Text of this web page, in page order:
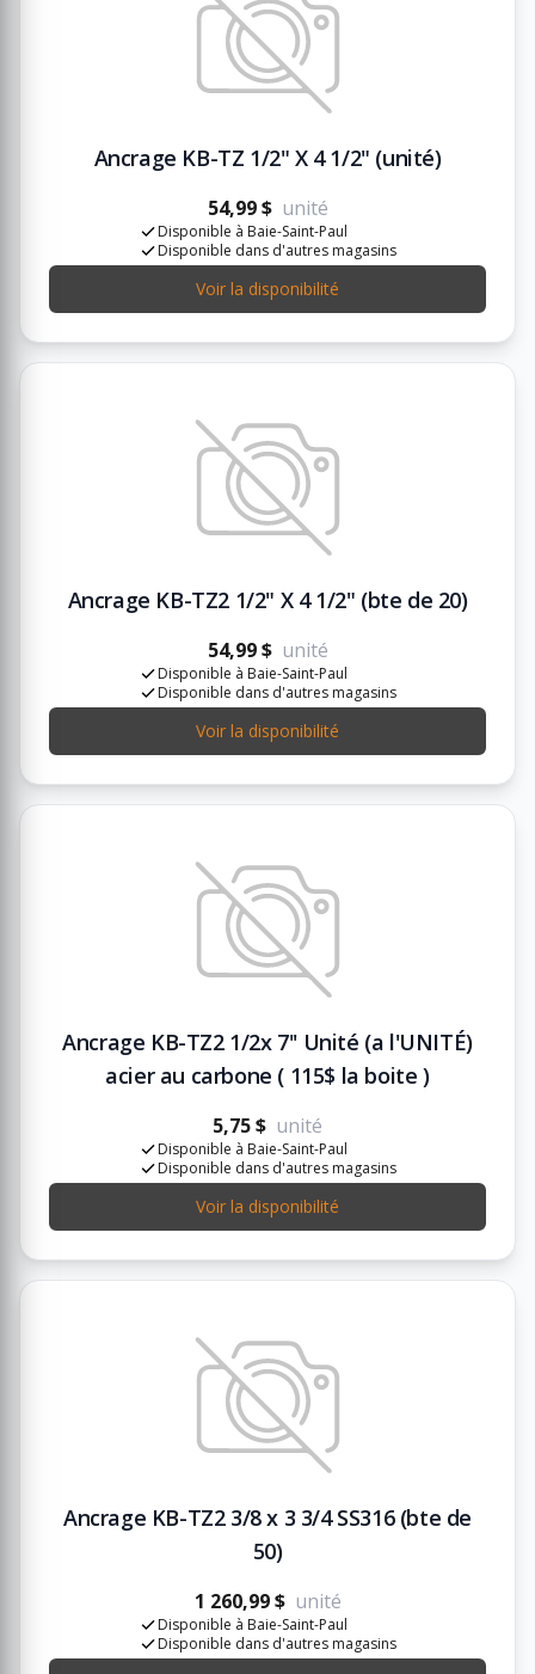
Ancrage KB-TZ 1/2" X 4 1/2" (unité)
54,99 $ unité
Disponible à Baie-Saint-Paul
Disponible dans d'autres magasins
Voir la disponibilité
Ancrage KB-TZ2 1/2" X 4 1/2" (bte de 20)
54,99 $ unité
Disponible à Baie-Saint-Paul
Disponible dans d'autres magasins
Voir la disponibilité
Ancrage KB-TZ2 1/2x 7'' Unité (a l'UNITÉ)
acier au carbone ( 115$ la boite )
5,75 $ unité
Disponible à Baie-Saint-Paul
Disponible dans d'autres magasins
Voir la disponibilité
Ancrage KB-TZ2 3/8 x 3 3/4 SS316 (bte de
50)
1 260,99 $ unité
Disponible à Baie-Saint-Paul
Disponible dans d'autres magasins